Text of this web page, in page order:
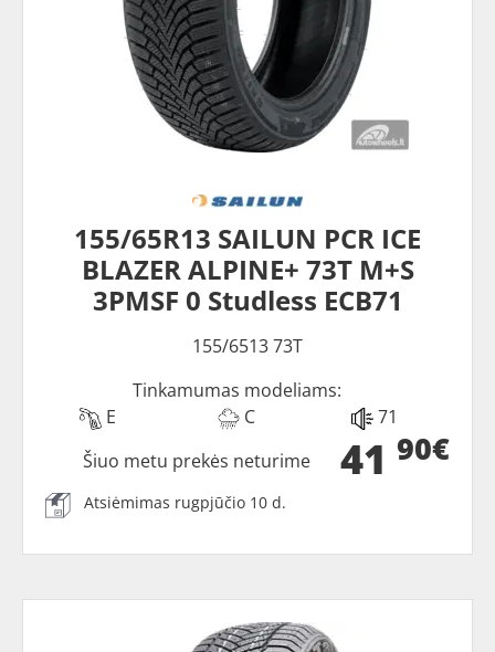
155/65R13 SAILUN PCR ICE
BLAZER ALPINE+ 73T M+S
3PMSF 0 Studless ECB71
155/6513 73T
Tinkamumas modeliams:
E
C 71
41 90€
Šiuo metu prekės neturime
Atsiėmimas rugpjūčio 10 d.